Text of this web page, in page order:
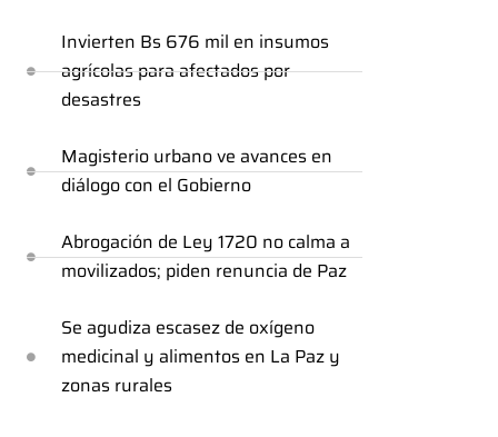
Invierten Bs 676 mil en insumos
agrícolas para afectados por
desastres
Magisterio urbano ve avances en
diálogo con el Gobierno
Abrogación de Ley 1720 no calma a
movilizados; piden renuncia de Paz
Se agudiza escasez de oxígeno
medicinal y alimentos en La Paz y
zonas rurales